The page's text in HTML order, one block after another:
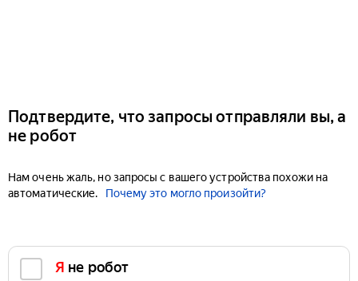
Подтвердите, что запросы отправляли вы, а
не робот
Нам очень жаль, но запросы с вашего устройства похожи на
автоматические.
Почему это могло произойти?
Я не робот